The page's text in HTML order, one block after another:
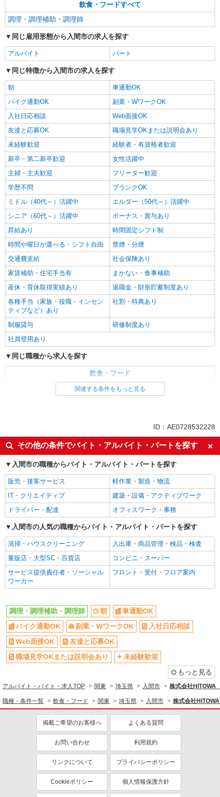
キープ 詳細を見る
飲食・フードすべて
調理・調理補助・調理師
同じ雇用形態から入間市の求人を探す
アルバイト パート
同じ特徴から入間市の求人を探す
朝
車通勤OK
バイク通勤OK
副業・WワークOK
入社日応相談
Web面接OK
友達と応募OK
職場見学OKまたは説明会あり
未経験歓迎
経験者・有資格者歓迎
新卒・第二新卒歓迎
女性活躍中
主婦・主夫歓迎
フリーター歓迎
学歴不問
ブランクOK
ミドル（40代～）活躍中
エルダー（50代～）活躍中
シニア（60代～）活躍中
ボーナス・賞与あり
昇給あり
時間固定シフト制
時間や曜日が選べる・シフト自由
禁煙・分煙
交通費支給
社会保険あり
家賃補助・住宅手当有
まかない・食事補助
産休・育休取得実績あり
退職金・財形貯蓄制度あり
各種手当（家族・役職・インセン
ティブなど）あり
社割・特典あり
制服貸与
研修制度あり
社員登用あり
同じ職種から求人を探す
飲食・フード
調理・調理補助・調理師
未経験歓迎
ミドル（40代～）活躍中
ボーナス・賞与あり
交通費支給
社会保険あり
まかない・食事補助
産休・育休取得実績あり
社員登用あり
関連する条件をもっと見る
ID：AE0728532228
その他の条件でバイト・アルバイト・パートを探す
入間市の職種からバイト・アルバイト・パートを探す
販売・接客サービス
軽作業・製造・物流
IT・クリエイティブ
建築・設備・アクティブワーク
ドライバー・配達
オフィスワーク・事務
入間市の人気の職種からバイト・アルバイト・パートを探す
清掃・ハウスクリーニング
入出庫・商品管理・検品・検査
量販店・大型SC・百貨店
コンビニ・スーパー
サービス提供責任者・ソーシャル
ワーカー
フロント・受付・フロア案内
調理・調理補助・調理師 朝
車通勤OK
バイク通勤OK
副業・WワークOK
入社日応相談
Web面接OK
友達と応募OK
職場見学OKまたは説明会あり
未経験歓迎
もっと見る
アルバイト・バイト・求人TOP 関東 埼玉県 入間市 株式会社HITOWA
職種・条件一覧 飲食・フード 関東 埼玉県 入間市 株式会社
掲載ご希望のお客様へ よくある質問
お問い合わせ 利用規約
リンクについて プライバシーポリシー
Cookieポリシー 個人情報保護方針